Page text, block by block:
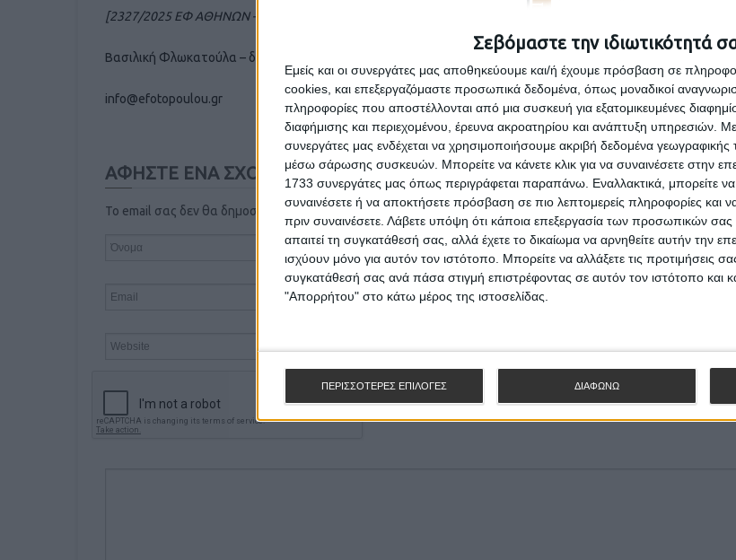
Σεβόμαστε την ιδιωτικότητά
Εμείς και οι συνεργάτες μας αποθηκεύουμε και/ή έχουμε πρόσβαση σε
cookies, και επεξεργαζόμαστε προσωπικά δεδομένα, όπως μοναδικοί
πληροφορίες που αποστέλλονται από μια συσκευή για εξατομικευμένες
διαφήμισης και περιεχομένου, έρευνα ακροατηρίου και ανάπτυξη υπηρεσιών.
συνεργάτες μας ενδέχεται να χρησιμοποιήσουμε ακριβή δεδομένα γεωγραφικής
μέσω σάρωσης συσκευών. Μπορείτε να κάνετε κλικ για να συναινέσετε στην
1733 συνεργάτες μας όπως περιγράφεται παραπάνω. Εναλλακτικά, μπορείτε να
συναινέσετε ή να αποκτήσετε πρόσβαση σε πιο λεπτομερείς πληροφορίες και
πριν συναινέσετε. Λάβετε υπόψη ότι κάποια επεξεργασία των προσωπικών σας
απαιτεί τη συγκατάθεσή σας, αλλά έχετε το δικαίωμα να αρνηθείτε αυτήν την
ισχύουν μόνο για αυτόν τον ιστότοπο. Μπορείτε να αλλάξετε τις προτιμήσεις
συγκατάθεσή σας ανά πάσα στιγμή επιστρέφοντας σε αυτόν τον ιστότοπο και
"Απορρήτου" στο κάτω μέρος της ιστοσελίδας.
ΠΕΡΙΣΣΟΤΕΡΕΣ ΕΠΙΛΟΓΕΣ ΔΙΑΦΩΝΩ
[2327/2025 ΕΦ ΑΘΗΝΩΝ – ΤΝΠ ΝΟΜΟΣ]
Βασιλική Φλωκατούλα – δικηγόρος
info@efotopoulou.gr
ΑΦΗΣΤΕ ΕΝΑ ΣΧΟΛΙΟ
Το email σας δεν θα δημοσιευτεί